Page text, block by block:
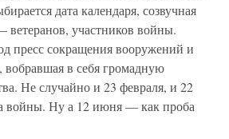
дата календаря, созвучная
участников войны.
пресс сокращения вооружений и
вобравшая в себя громадную
Не случайно и 23 февраля, и 22
войны. Ну а 12 июня — как проба